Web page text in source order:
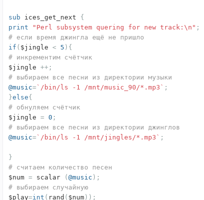
sub ices_get_next {
print
"Perl subsystem quering for new track:\n" ;
# если время джингла ещё не пришло
if ( $jingle < 5 ){
# инкрементим счётчик
$jingle ++;
# выбираем все песни из директории музыки
@music=`/bin/ls -1 /mnt/music_90/*.mp3` ;
}else{
# обнуляем счётчик
$jingle = 0 ;
# выбираем все песни из директории джинглов
@music=`/bin/ls -1 /mnt/jingles/*.mp3` ;
}
# считаем количество песен
$num = scalar ( @music );
# выбираем случайную
$play=int ( rand ( $num ));